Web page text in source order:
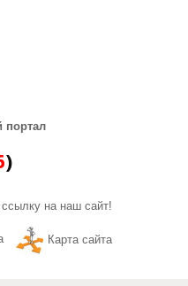
портал
)
на наш сайт!
Карта сайта